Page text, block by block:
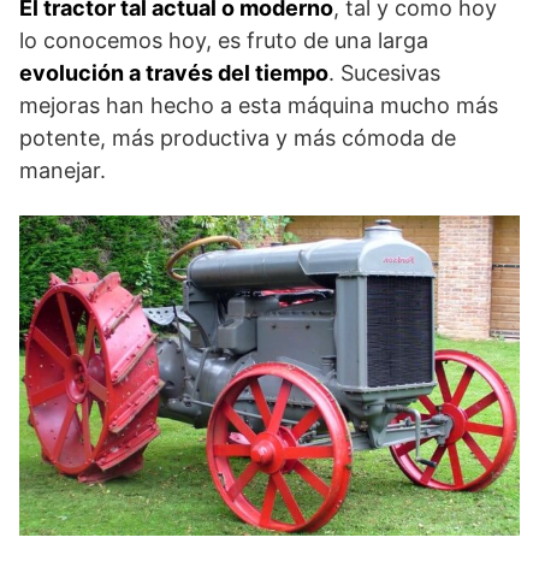
El tractor tal actual o moderno, tal y como hoy
lo conocemos hoy, es fruto de una larga
evolución a través del tiempo. Sucesivas
mejoras han hecho a esta máquina mucho más
potente, más productiva y más cómoda de
manejar.